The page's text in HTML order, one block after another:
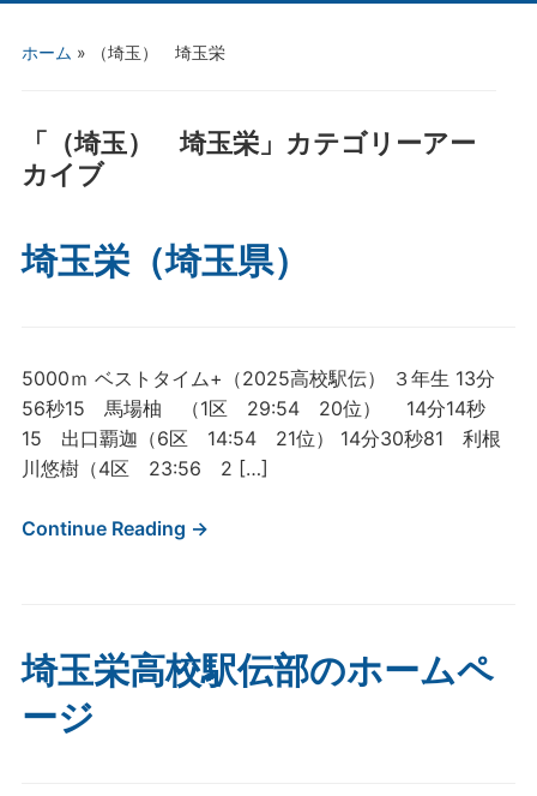
ホーム » （埼玉） 埼玉栄
「 （埼玉） 埼玉栄」カテゴリーアー
カイブ
埼玉栄（埼玉県）
5000ｍ ベストタイム+（2025高校駅伝） ３年生 13分
56秒15 馬場柚 （1区 29:54 20位） 14分14秒
15 出口覇迦（6区 14:54 21位） 14分30秒81 利根
川悠樹（4区 23:56 2 […]
Continue Reading →
埼玉栄高校駅伝部のホームペ
ージ